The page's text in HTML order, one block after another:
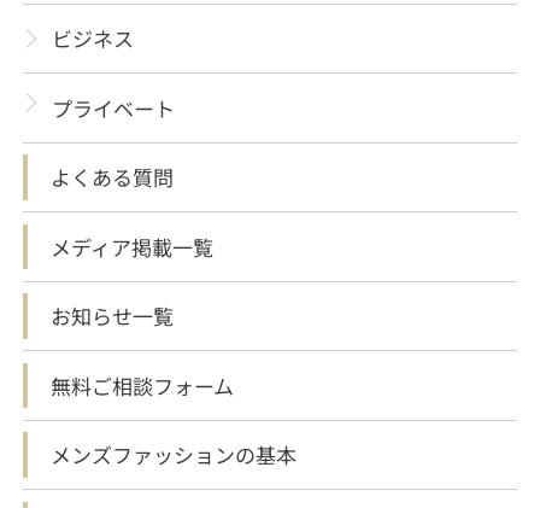
ビジネス
プライベート
よくある質問
メディア掲載一覧
お知らせ一覧
無料ご相談フォーム
メンズファッションの基本